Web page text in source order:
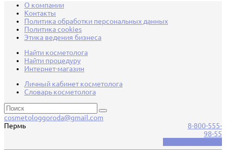
О компании
Контакты
Политика обработки персональных данных
Политика cookies
Этика ведения бизнеса
Найти косметолога
Найти процедуру
Интернет-магазин
Личный кабинет косметолога
Словарь косметолога
cosmetologgoroda@gmail.com
Пермь
8-800-555-
98-55